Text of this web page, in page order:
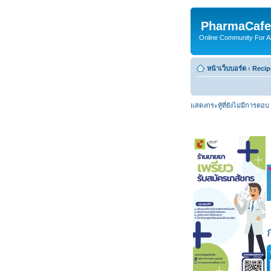
Online Community For
หน้าเว็บบอร์ด ‹
แสดงกระทู้ที่ยังไม่มีการตอบ